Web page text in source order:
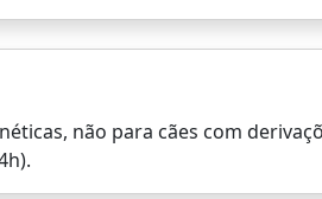
não para cães com